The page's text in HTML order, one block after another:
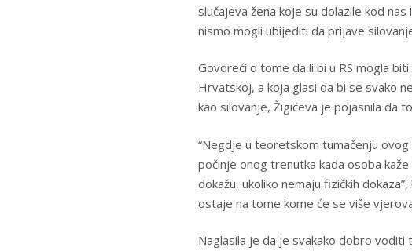
slučajeva žena koje su dolazile kod
nismo mogli ubijediti da prijave
Govoreći o tome da li bi u RS mogla
Hrvatskoj, a koja glasi da bi se svako
kao silovanje, Žigićeva je pojasnila da
“Negdje u teoretskom tumačenju
počinje onog trenutka kada osoba kaže
dokažu, ukoliko nemaju fizičkih
ostaje na tome kome će se više
Naglasila je da je svakako dobro